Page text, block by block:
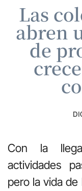
Las
abren
de
Con la
actividades
pero la vida